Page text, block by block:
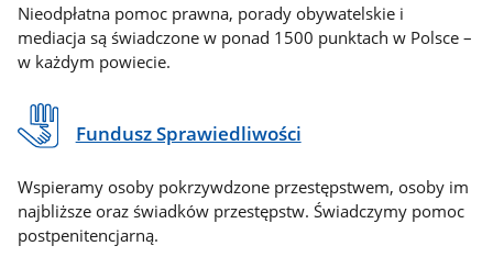
Nieodpłatna pomoc prawna, porady obywatelskie i
mediacja są świadczone w ponad 1500 punktach w Polsce –
w każdym powiecie.
Fundusz Sprawiedliwości
Wspieramy osoby pokrzywdzone przestępstwem, osoby im
najbliższe oraz świadków przestępstw. Świadczymy pomoc
postpenitencjarną.